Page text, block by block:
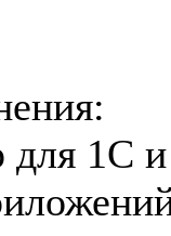
для 1C и